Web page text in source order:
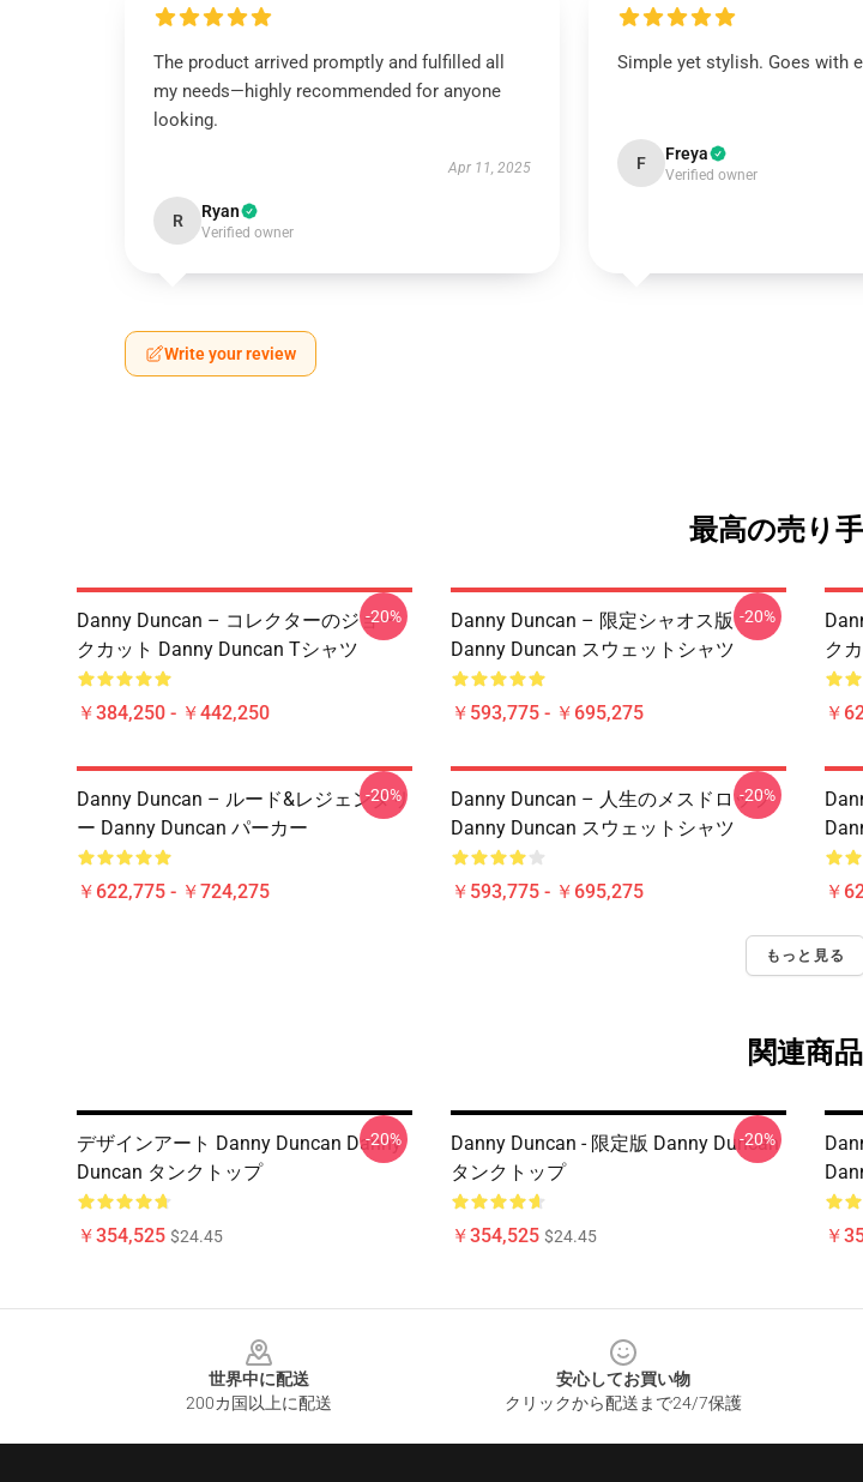
The product arrived promptly and fulfilled all
my needs—highly recommended for anyone
looking.
Apr 11, 2025
R Ryan
Verified owner
Simple yet stylish. Goes with
F Freya
Verified owner
Write your review
最高の売り
Danny Duncan – コレクターのジョー
クカット Danny Duncan Tシャツ
￥384,250 - ￥442,250
-20%
Danny Duncan – 限定シャオス版
Danny Duncan スウェットシャツ
￥593,775 - ￥695,275
-20%
ク
￥
Danny Duncan – ルード&レジェンダリ
ー Danny Duncan パーカー
￥622,775 - ￥724,275
-20%
Danny Duncan – 人生のメスドロップ
Danny Duncan スウェットシャツ
￥593,775 - ￥695,275
-20%
￥
もっと見る
関連商品
デザインアート Danny Duncan Danny
Duncan タンクトップ
￥354,525 $24.45
-20%
Danny Duncan - 限定版 Danny Duncan
タンクトップ
￥354,525 $24.45
-20%
￥
世界中に配送
200カ国以上に配送
安心してお買い物
クリックから配送まで24/7保護